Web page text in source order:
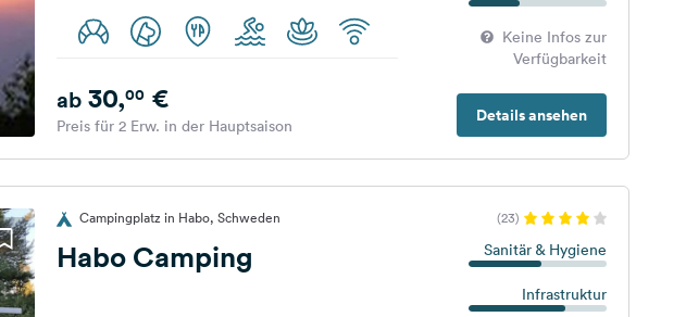
Keine Infos zur
Verfügbarkeit
Details ansehen
ab30,00€
Preis für 2 Erw. in der Hauptsaison
Campingplatz in Habo, Schweden (23)
Habo Camping Sanitär & Hygiene
Infrastruktur